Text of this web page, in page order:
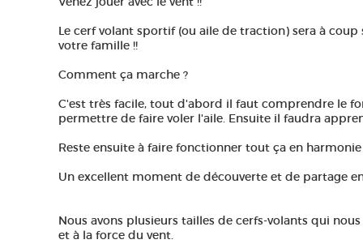
Le cerf volant sportif (ou aile de traction) sera à
votre famille !!
Comment ça marche ?
C'est très facile, tout d'abord il faut comprendre le
permettre de faire voler l'aile. Ensuite il faudra
Reste ensuite à faire fonctionner tout ça en
Un excellent moment de découverte et de partage
Nous avons plusieurs tailles de cerfs-volants qui
et à la force du vent.